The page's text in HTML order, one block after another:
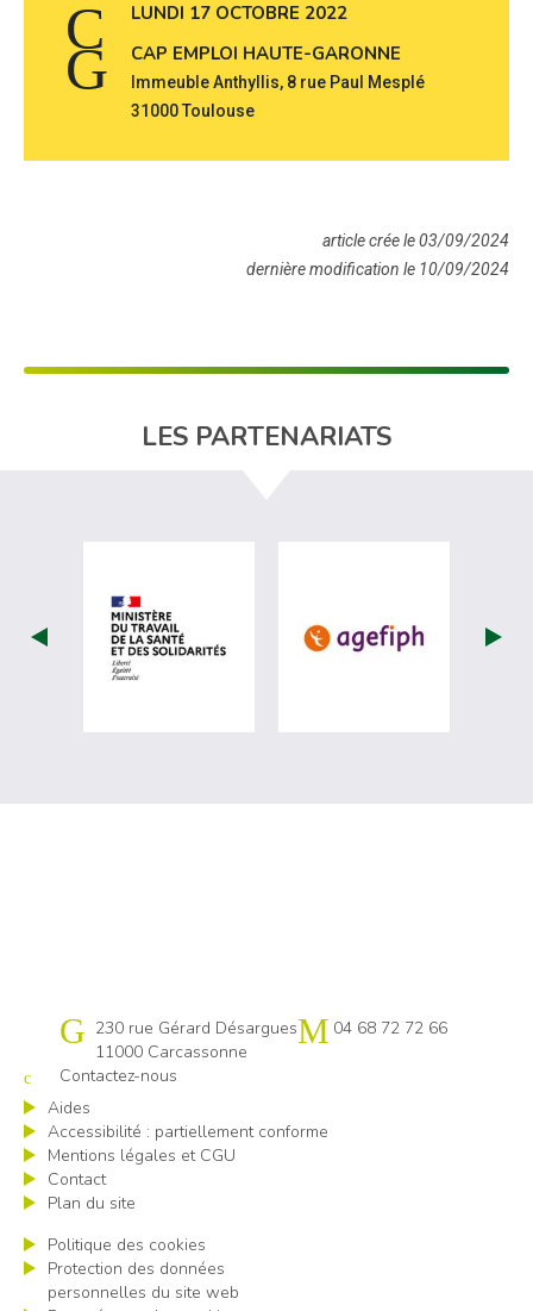
LUNDI 17 OCTOBRE 2022
CAP EMPLOI HAUTE-GARONNE
Immeuble Anthyllis, 8 rue Paul Mesplé
31000 Toulouse
article crée le 03/09/2024
dernière modification le 10/09/2024
LES PARTENARIATS
visiter les site de Ministère du travail
visiter les
Cap emploi 11
230 rue Gérard Désargues
11000 Carcassonne
04 68 72 72 66
Contactez-nous
Aides
Accessibilité : partiellement conforme
Mentions légales et CGU
Contact
Plan du site
Politique des cookies
Protection des données
personnelles du site web